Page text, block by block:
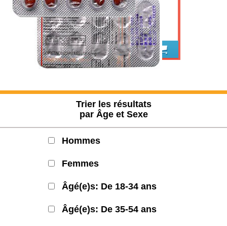
Trier les résultats
par Âge et Sexe
Hommes
Femmes
Âgé(e)s: De 18-34 ans
Âgé(e)s: De 35-54 ans